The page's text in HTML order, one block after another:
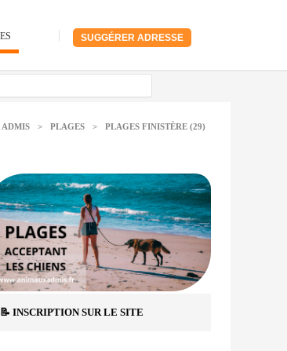
SUGGÉRER ADRESSE
> PLAGES > PLAGES FINISTÈRE (29)
📝 INSCRIPTION SUR LE SITE